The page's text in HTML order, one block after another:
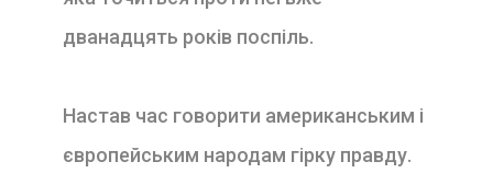
дванадцять років поспіль.
Настав час говорити американським і
європейським народам гірку правду.